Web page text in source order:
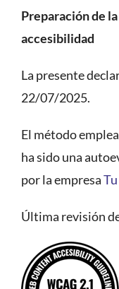
Preparación de
accesibilidad
La presente
22/07/2025.
El método
ha sido una
por la empresa
Última revisión